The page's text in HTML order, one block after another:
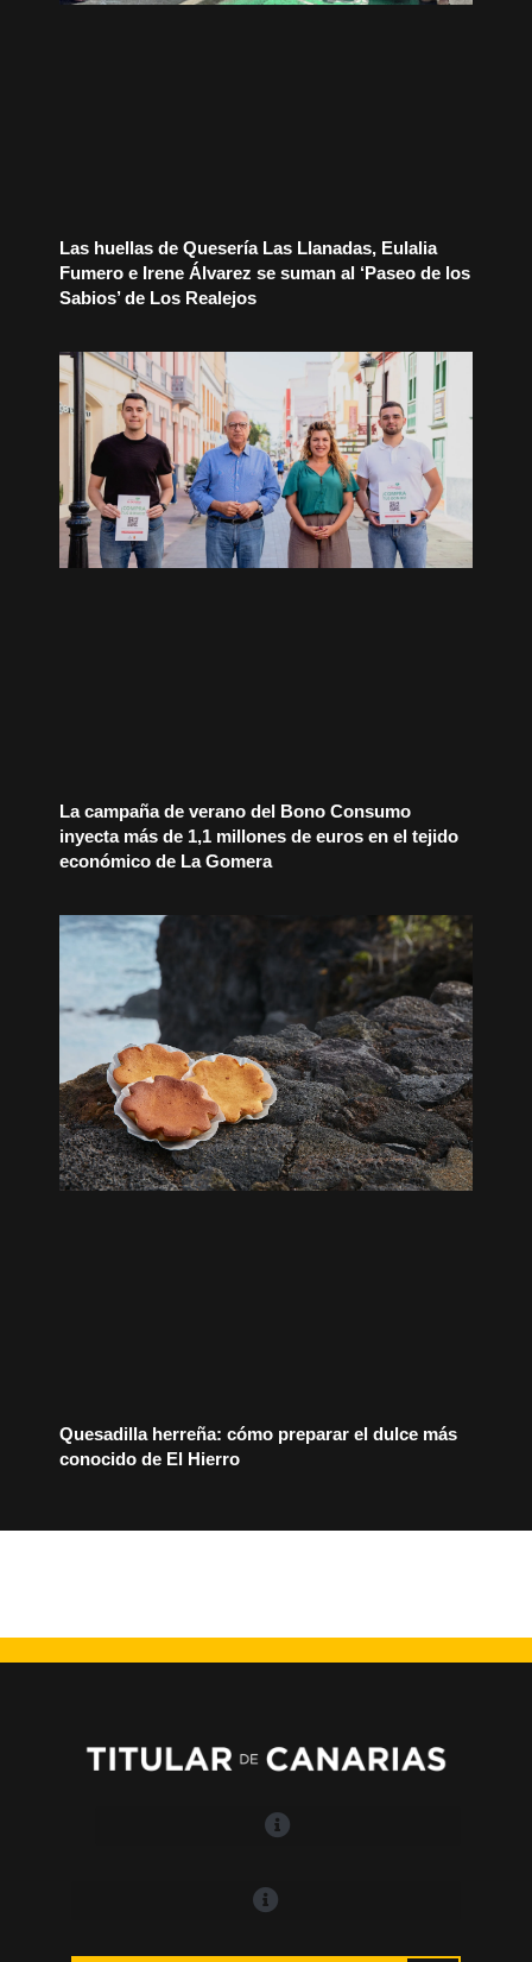
Las huellas de Quesería Las Llanadas, Eulalia
Fumero e Irene Álvarez se suman al ‘Paseo de los
Sabios’ de Los Realejos
La campaña de verano del Bono Consumo
inyecta más de 1,1 millones de euros en el tejido
económico de La Gomera
Quesadilla herreña: cómo preparar el dulce más
conocido de El Hierro